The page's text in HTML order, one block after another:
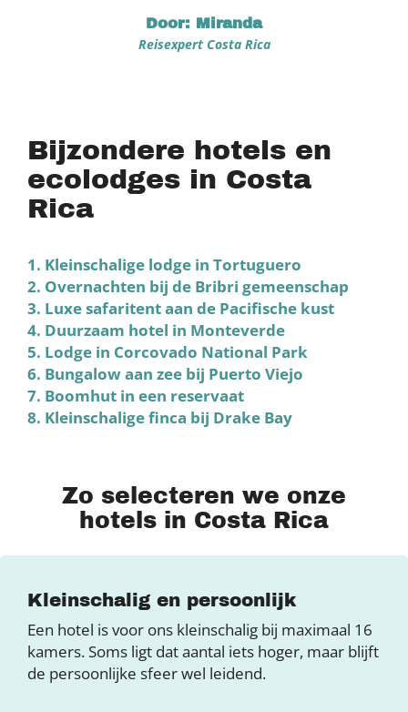
Door: Miranda
Reisexpert Costa Rica
Bijzondere hotels en
ecolodges in Costa
Rica
1. Kleinschalige lodge in Tortuguero
2. Overnachten bij de Bribri gemeenschap
3. Luxe safaritent aan de Pacifische kust
4. Duurzaam hotel in Monteverde
5. Lodge in Corcovado National Park
6. Bungalow aan zee bij ​Puerto Viejo
7. Boomhut in een reservaat
8. Kleinschalige finca bij Drake Bay
Zo selecteren we onze
hotels in Costa Rica
Kleinschalig en persoonlijk
Een hotel is voor ons kleinschalig bij maximaal 16
kamers. Soms ligt dat aantal iets hoger, maar blijft
de persoonlijke sfeer wel leidend.